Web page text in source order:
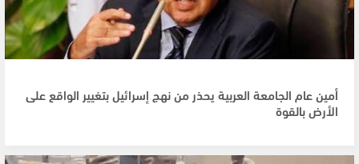
أمين عام الجامعة العربية يحذر من نهج إسرائيل بتغيير الواقع على
الأرض بالقوة